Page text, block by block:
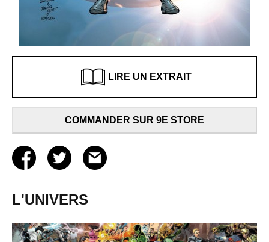
LIRE UN EXTRAIT
COMMANDER SUR 9E STORE
L'UNIVERS